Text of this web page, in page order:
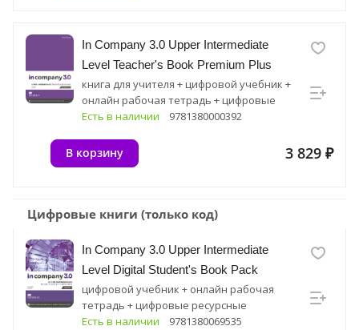
In Company 3.0 Upper Intermediate
Level Teacher's Book Premium Plus
книга для учителя + цифровой учебник +
онлайн рабочая тетрадь + цифровые
ресурсные материалы
Есть в наличии 9781380000392
3 829 ₽
В корзину
Цифровые книги (только код)
In Company 3.0 Upper Intermediate
Level Digital Student's Book Pack
цифровой учебник + онлайн рабочая
тетрадь + цифровые ресурсные
материалы
Есть в наличии 9781380069535